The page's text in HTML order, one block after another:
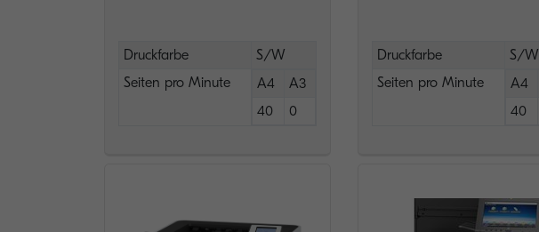
Druckfarbe
S/W
Seiten pro Minute
A4
A3
40
0
Druckfarbe
S/W
Seiten pro Minute
A4
40